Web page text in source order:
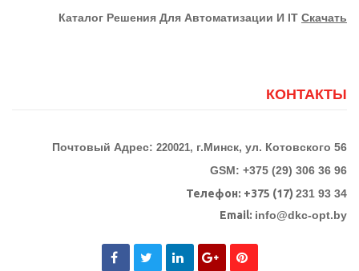
Каталог Решения Для Автоматизации И IT Скачать
КОНТАКТЫ
Почтовый Адрес: 220021, г.Минск, ул. Котовского 56
GSM: +375 (29) 306 36 96
Телефон: +375 (17) 231 93 34
Email: info@dkc-opt.by